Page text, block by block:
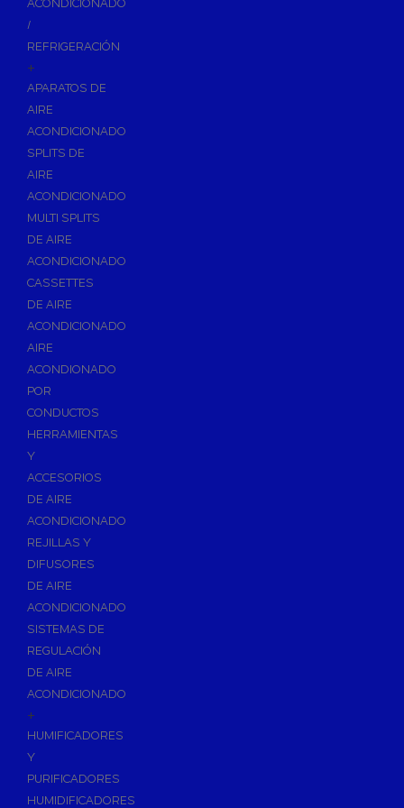
Asientos y Tapas de WC
Lavabos
Urinarios
Bidés
Vertederos Baño
Sanitarios Suspendidos
Placas de Accionamiento para Cisternas
Cisternas Empotradas
Seguridad en el Baño
Wellness
Calefacción y A.C.S
Accesorios de Calefacción
Vasos de Expansión
Termometros
Otros accesorios de calefacción
Accesorios de Radiadores
Tapones, purgadores y accesorios para radiador
Soportes para Radiadores
Acumuladores e Interacumuladores
Bombas Circuladoras / Grupos de Bombeo
Bombas de Calefacción
Bombas Simples para ACS
Calderas
Grupos Térmicos de Gasóleo
ACONDICIONADO
/
REFRIGERACIÓN
+
APARATOS DE
AIRE
ACONDICIONADO
SPLITS DE
AIRE
ACONDICIONADO
MULTI SPLITS
DE AIRE
ACONDICIONADO
CASSETTES
DE AIRE
ACONDICIONADO
AIRE
ACONDIONADO
POR
CONDUCTOS
HERRAMIENTAS
Y
ACCESORIOS
DE AIRE
ACONDICIONADO
REJILLAS Y
DIFUSORES
DE AIRE
ACONDICIONADO
SISTEMAS DE
REGULACIÓN
DE AIRE
ACONDICIONADO
+
HUMIFICADORES
Y
PURIFICADORES
HUMIDIFICADORES